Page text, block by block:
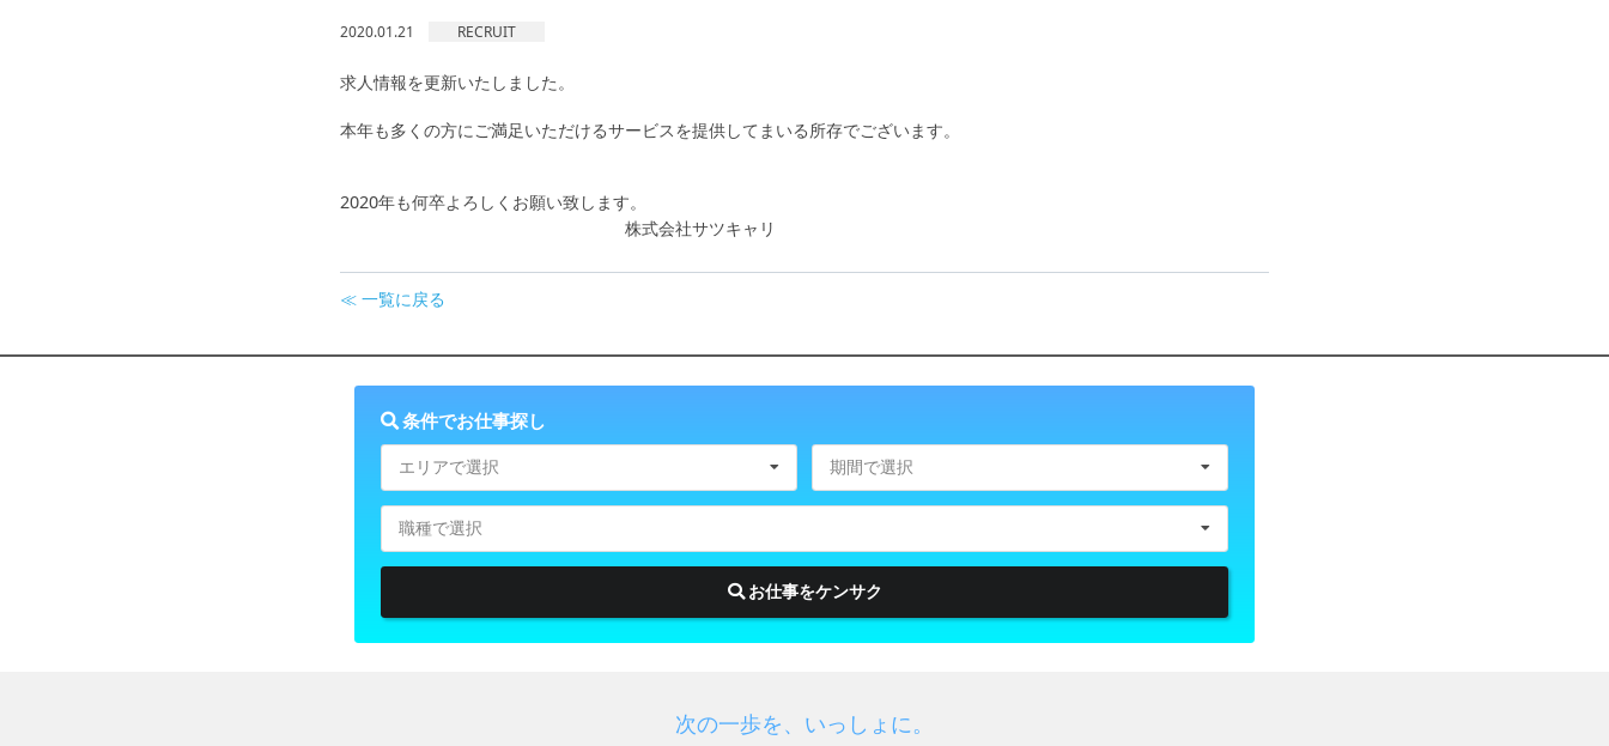
2020.01.21 RECRUIT
求人情報を更新いたしました。
本年も多くの方にご満足いただけるサービスを提供してまいる所存でございます。
2020年も何卒よろしくお願い致します。
株式会社サツキャリ
≪ 一覧に戻る
条件でお仕事探し
エリアで選択 期間で選択
職種で選択
お仕事をケンサク
次の一歩を、いっしょに。